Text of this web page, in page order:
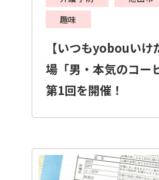
趣味
【いつもyobouいけ
場「男・本気のコー
第1回を開催！